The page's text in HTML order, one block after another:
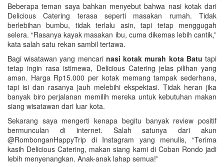
Beberapa teman saya bahkan menyebut bahwa nasi kotak dari
Delicious Catering terasa seperti masakan rumah. Tidak
berlebihan bumbu, tidak terlalu asin, tapi tetap menggugah
selera. “Rasanya kayak masakan ibu, cuma dikemas lebih cantik,”
kata salah satu rekan sambil tertawa.
Bagi wisatawan yang mencari nasi kotak murah kota Batu tapi
tetap ingin rasa istimewa, Delicious Catering jelas pilihan yang
aman. Harga Rp15.000 per kotak memang tampak sederhana,
tapi isi dan rasanya jauh melebihi ekspektasi. Tidak heran jika
banyak biro perjalanan memilih mereka untuk kebutuhan makan
siang wisatawan dari luar kota.
Sekarang saya mengerti kenapa begitu banyak review positif
bermunculan di internet. Salah satunya dari akun
@RombonganHappyTrip di Instagram yang menulis, “Terima
kasih Delicious Catering, makan siang kami di Coban Rondo jadi
lebih menyenangkan. Anak-anak lahap semua!”